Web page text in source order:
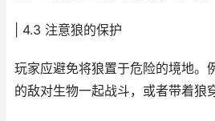
| 4.3 注意狼的保护
玩家应避免将狼置于危险的境地。
的敌对生物一起战斗，或者带着狼